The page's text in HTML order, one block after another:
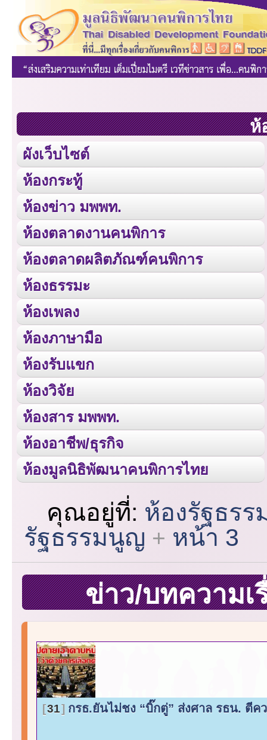
ห้
ผังเว็บไซต์
ห้องกระทู้
ห้องข่าว มพพท.
ห้องตลาดงานคนพิการ
ห้องตลาดผลิตภัณฑ์คนพิการ
ห้องธรรมะ
ห้องเพลง
ห้องภาษามือ
ห้องรับแขก
ห้องวิจัย
ห้องสาร มพพท.
ห้องอาชีพ/ธุรกิจ
ห้องมูลนิธิพัฒนาคนพิการไทย
คุณอยู่ที่: ห้องรัฐธร
รัฐธรรมนูญ
หน้า 3
ข่าว/บทความ
31 กรธ.ยันไม่ชง “บิ๊กตู่” ส่งศาล รธน. ตี